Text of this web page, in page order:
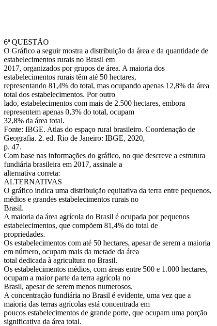
6ª QUESTÃO
O Gráfico a seguir mostra a distribuição da área e da quantidade de
estabelecimentos rurais no Brasil em
2017, organizados por grupos de área. A maioria dos
estabelecimentos rurais têm até 50 hectares,
representando 81,4% do total, mas ocupando apenas 12,8% da área
total dos estabelecimentos. Por outro
lado, estabelecimentos com mais de 2.500 hectares, embora
representem apenas 0,3% do total, ocupam
32,8% da área total.
Fonte: IBGE. Atlas do espaço rural brasileiro. Coordenação de
Geografia. 2. ed. Rio de Janeiro: IBGE, 2020,
p. 47.
Com base nas informações do gráfico, no que descreve a estrutura
fundiária brasileira em 2017, assinale a
alternativa correta:
ALTERNATIVAS
O gráfico indica uma distribuição equitativa da terra entre pequenos,
médios e grandes estabelecimentos rurais no
Brasil.
A maioria da área agrícola do Brasil é ocupada por pequenos
estabelecimentos, que compõem 81,4% do total de
propriedades.
Os estabelecimentos com até 50 hectares, apesar de serem a maioria
em número, ocupam mais da metade da área
total dedicada à agricultura no Brasil.
Os estabelecimentos médios, com áreas entre 500 e 1.000 hectares,
ocupam a maior parte da terra agrícola no
Brasil, apesar de serem menos numerosos.
A concentração fundiária no Brasil é evidente, uma vez que a
maioria das terras agrícolas está concentrada em
poucos estabelecimentos de grande porte, que ocupam uma porção
significativa da área total.